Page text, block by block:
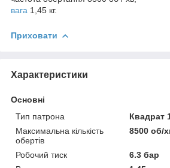
вага 1,45 кг.
Приховати
Характеристики
Основні
Тип патрона
Квадрат
Максимальна кількість
обертів
8500 об/
Робочий тиск
6.3 бар